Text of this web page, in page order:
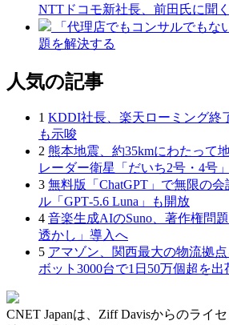
NTTドコモ新社長、前田氏に聞く
「代理店でもコンサルでもな
題を解決する
人気の記事
1 KDDI社長、楽天ローミング終
も示唆
2 熊本地震、約35kmにわたっ
レーダー衛星「だいち2号・4号
3 無料版「ChatGPT」で無限の
ル「GPT‑5.6 Luna」も開放
4 音楽生成AIのSuno、著作権問
透かし」導入へ
5 アマゾン、関西最大の物流拠
ボット3000台で1日50万個超を出
CNET Japanは、Ziff Davisからのライ